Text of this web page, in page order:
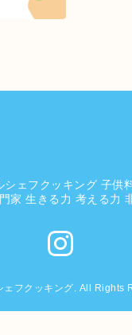
シェフクッキング 子供
家 生きる力 考える力
ェフクッキング. All Rights